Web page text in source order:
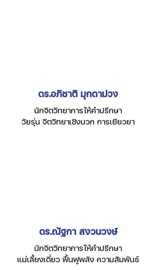
ดร.อภิชาติ มุกดาม่วง
นักจิตวิทยาการให้คำปรึกษา
วัยรุ่น จิตวิทยาเชิงบวก การเยียวยา
ดร.ณัฐกา สงวนวงษ์
นักจิตวิทยาการให้คำปรึกษา
แม่เลี้ยงเดี่ยว ฟื้นฟูพลัง ความสัมพันธ์